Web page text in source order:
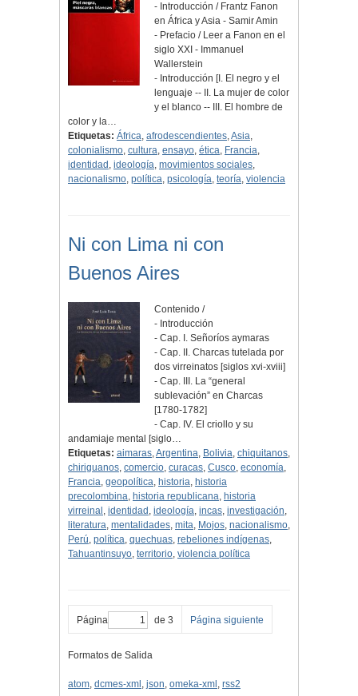
- Introducción / Frantz Fanon
en África y Asia - Samir Amin
- Prefacio / Leer a Fanon en el
siglo XXI - Immanuel
Wallerstein
- Introducción [I. El negro y el
lenguaje -- II. La mujer de color
y el blanco -- III. El hombre de
color y la…
Etiquetas: África, afrodescendientes,Asia,
colonialismo, cultura, ensayo, ética, Francia,
identidad , ideología, movimientos sociales,
nacionalismo, política, psicología, teoría, violencia
Ni con Lima ni con
Buenos Aires
Contenido /
- Introducción
- Cap. I. Señoríos aymaras
- Cap. II. Charcas tutelada por
dos virreinatos [siglos xvi-xviii]
- Cap. III. La “general
sublevación” en Charcas
[1780-1782]
- Cap. IV. El criollo y su
andamiaje mental [siglo…
Etiquetas: aimaras,Argentina, Bolivia, chiquitanos,
chiriguanos, comercio, curacas, Cusco, economía,
Francia, geopolítica, historia, historia
precolombina, historia republicana, historia
virreinal , identidad , ideología, incas, investigación,
literatura, mentalidades, mita, Mojos, nacionalismo,
Perú, política, quechuas, rebeliones indígenas,
Tahuantinsuyo, territorio, violencia política
Página de 3 Página siguiente
Formatos de Salida
atom, dcmes-xml , json, omeka-xml , rss2